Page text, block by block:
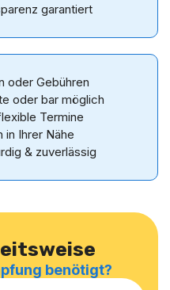
garantiert
oder Gebühren
oder bar möglich
Termine
in Ihrer Nähe
& zuverlässig
benötigt?